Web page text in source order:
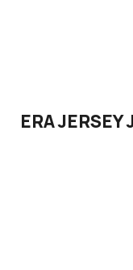
ERA